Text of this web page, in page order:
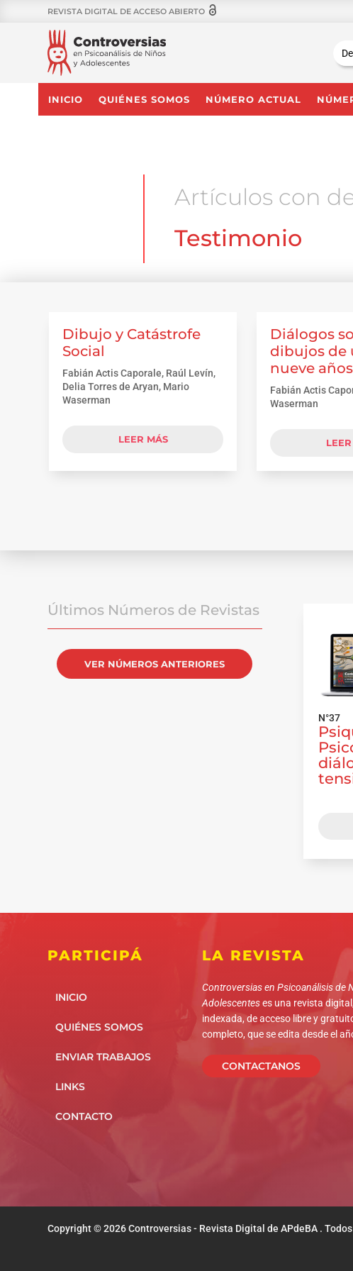
REVISTA DIGITAL DE ACCESO ABIERTO
INICIO QUIÉNES SOMOS NÚMERO ACTUAL
Artículos con
Testimonio
Dibujo y Catástrofe
Social
Fabián Actis Caporale, Raúl Levín,
Delia Torres de Aryan, Mario
Waserman
LEER MÁS
Diálogos
dibujos de
nueve años
Fabián Actis
Waserman
Últimos Números de Revistas
VER NÚMEROS ANTERIORES
N°37
PARTICIPÁ
INICIO
QUIÉNES SOMOS
ENVIAR TRABAJOS
LINKS
CONTACTO
LA REVISTA
Controversias en Psicoanálisis de
Adolescenteses una revista digital,
indexada, de acceso libre y
completo, que se edita desde el
CONTACTANOS
Copyright © 2026 Controversias - Revista Digital de APdeBA .